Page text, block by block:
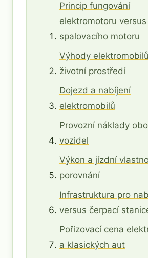
Princip fungování
elektromotoru versus
spalovacího motoru
Výhody
životní prostředí
Dojezd a nabíjení
elektromobilů
Provozní náklady
vozidel
Výkon a jízdní
porovnání
Infrastruktura pro
versus čerpací
Pořizovací cena
a klasických aut